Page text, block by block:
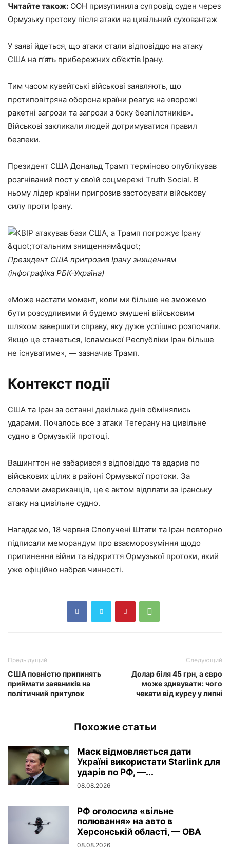
Читайте також: ООН призупинила супровід суден через
Ормузьку протоку після атаки на цивільний суховантаж
У заяві йдеться, що атаки стали відповіддю на атаку
США на п’ять прибережних об’єктів Ірану.
Тим часом кувейтські військові заявляють, що
протиповітряна оборона країни реагує на «ворожі
ракетні загрози та загрози з боку безпілотників».
Військові закликали людей дотримуватися правил
безпеки.
Президент США Дональд Трамп терміново опублікував
розгніваний пост у своїй соцмережі Truth Social. В
ньому лідер країни пригрозив застосувати військову
силу проти Ірану.
Президент США пригрозив Ірану знищенням
(інфографіка РБК-Україна)
«Може настати момент, коли ми більше не зможемо
бути розсудливими й будемо змушені військовим
шляхом завершити справу, яку дуже успішно розпочали.
Якщо це станеться, Ісламської Республіки Іран більше
не існуватиме», — зазначив Трамп.
Контекст події
США та Іран за останні декілька днів обмінялись
ударами. Почалось все з атаки Тегерану на цивільне
судно в Ормузькій протоці.
Вашингтон не забарився з відповіддю та вдарив по
військових цілях в районі Ормузької протоки. За
словами американців, це є актом відплати за іранську
атаку на цивільне судно.
Нагадаємо, 18 червня Сполучені Штати та Іран повторно
підписали меморандум про взаєморозуміння щодо
припинення війни та відкриття Ормузької протоки, який
уже офіційно набрав чинності.
Предыдущий
США повністю припинять
приймати заявників на
політичний притулок
Следующий
Долар біля 45 грн, а євро
може здивувати: чого
чекати від курсу у липні
Похожие статьи
Маск відмовляється дати
Україні використати Starlink для
ударів по РФ, —...
08.08.2026
РФ оголосила «вільне
полювання» на авто в
Херсонській області, — ОВА
08.08.2026